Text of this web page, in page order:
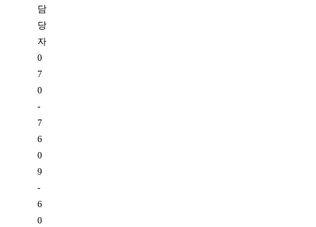
담
당
자
0
7
0
-
7
6
0
9
-
6
0